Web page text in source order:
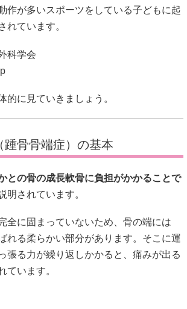
作が多いスポーツをしている子どもに起
れています。
科学会
的に見ていきましょう。
踵骨骨端症）の基本
との骨の成長軟骨に負担がかかることで
明されています。
全に固まっていないため、骨の端には
れる柔らかい部分があります。そこに運
張る力が繰り返しかかると、痛みが出る
ています。